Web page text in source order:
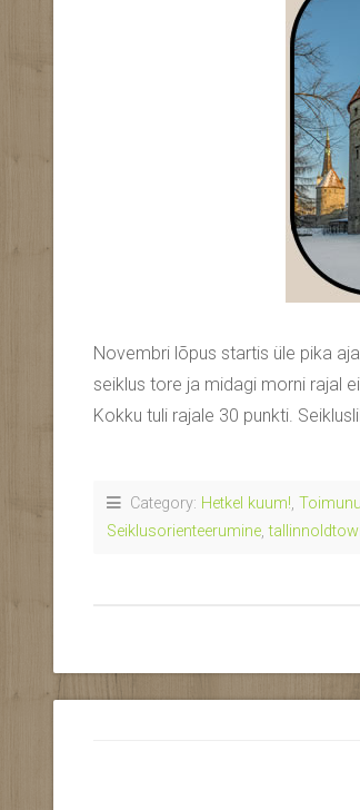
Novembri lõpus startis üle pika
seiklus tore ja midagi morni rajal
Kokku tuli rajale 30 punkti.
Category: Hetkel kuum!,
Seiklusorienteerumine,